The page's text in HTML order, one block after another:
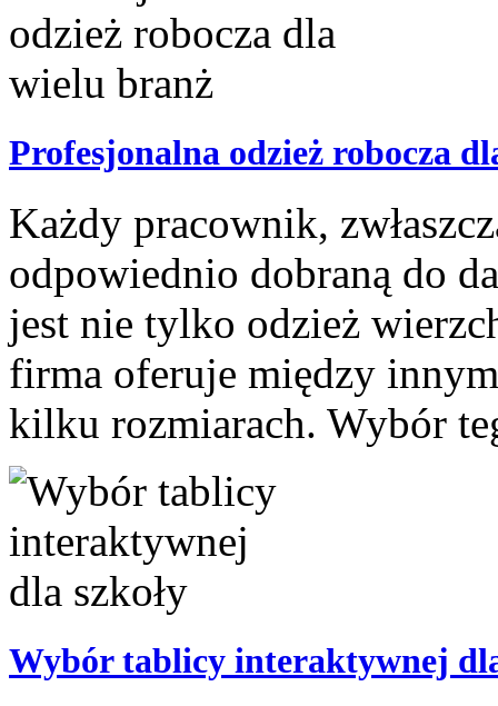
Profesjonalna odzież robocza
Każdy pracownik,
odpowiednio dobraną do
jest nie tylko odzież
firma oferuje między
kilku rozmiarach. Wybór
Wybór tablicy interaktywnej